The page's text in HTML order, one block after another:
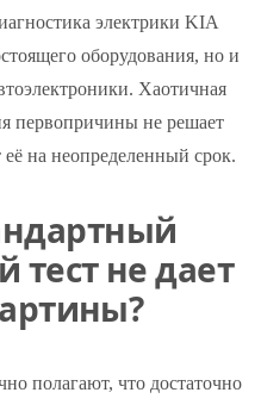
электрики KIA
оборудования, но и
Хаотичная
первопричины не решает
на неопределенный срок.
не дает
полагают, что достаточно